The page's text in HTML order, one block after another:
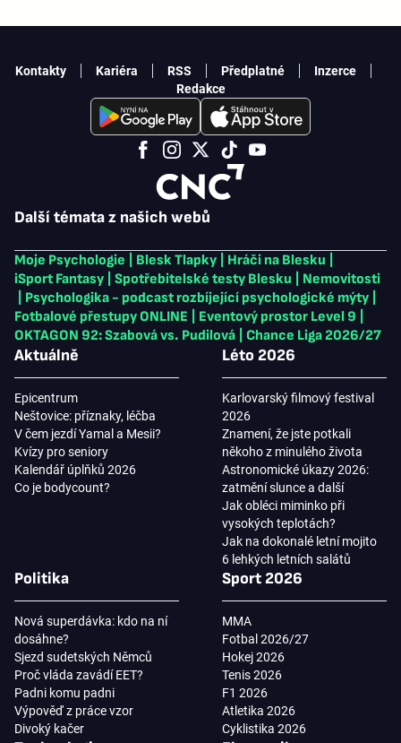
Další témata z našich webů
Moje Psychologie Blesk Tlapky Hráči na Blesku
iSport Fantasy
Spotřebitelské testy Blesku
Nemovitosti
Psychologika - podcast rozbíjející psychologické mýty
Fotbalové přestupy ONLINE
Eventový prostor Level 9
OKTAGON 92: Szabová vs. Pudilová
Chance Liga 2026/27
Aktuálně
Epicentrum
Neštovice: příznaky, léčba
V čem jezdí Yamal a Mesii?
Kvízy pro seniory
Kalendář úplňků 2026
Co je bodycount?
Léto 2026
Karlovarský filmový festival
2026
Znamení, že jste potkali
někoho z minulého života
Astronomické úkazy 2026:
zatmění slunce a další
Jak obléci miminko při
vysokých teplotách?
Jak na dokonalé letní mojito
6 lehkých letních salátů
Politika
Nová superdávka: kdo na ní
dosáhne?
Sjezd sudetských Němců
Proč vláda zavádí EET?
Padni komu padni
Výpověď z práce vzor
Divoký kačer
Sport 2026
MMA
Fotbal 2026/27
Hokej 2026
Tenis 2026
F1 2026
Atletika 2026
Cyklistika 2026
Kontakty Kariéra RSS Předplatné
Inzerce
Redakce